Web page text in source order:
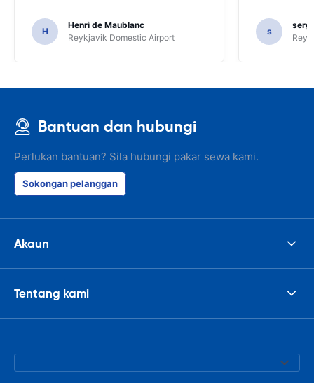
H
Henri de Maublanc
Reykjavik Domestic Airport
s
Bantuan dan hubungi
Perlukan bantuan? Sila hubungi pakar sewa kami.
Sokongan pelanggan
Akaun
Tentang kami